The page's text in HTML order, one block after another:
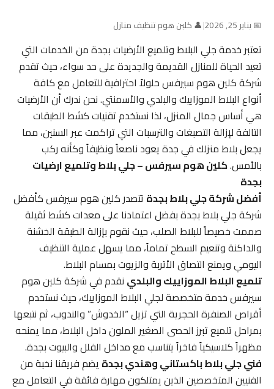
📅 يناير 25, 2026 |👤 كلين هوم تنظيف منازل
تعتبر خدمة جلي البلاط وتلميع الأرضيات بجدة من الخدمات التي
تعيد الحياة للمنازل القديمة والجديدة على حد سواء، حيث تقدم
شركة كلين هوم سيرفس حلولاً احترافية للتعامل مع كافة
أنواع البلاط الموزاييك والبلدي والأسمنتي. نحن ندرك أن الأرضيات
هي أساس جمال المنزل، لذا نستخدم تقنيات كشط الطبقات
التالفة لإزالة التصبغات والترسبات التي تراكمت عبر السنين، مما
يجعل بلاط منزلك في جدة يعود ناصعاً ونظيفاً وكأنه ركب
بالأمس.كلين هوم سيرفس – جلي بلاط وتلميع ارضيات
بجدة
أفضل شركة جلي بلاط بجدةتتصدر كلين هوم سيرفس كأفضل
شركة جلي بلاط بجدة بفضل اعتمادنا على معدات كشط ثقيلة
صممت خصيصاً للبلاط الصلب، حيث نقوم بإزالة الطبقة الخشنة
والداكنة وتنعيم السطح تماماً، مما يسهل عملية التنظيف
اليومي ويمنع التصاق الأتربة والزيوت بمسام البلاط.
تلميع البلاط الموزاييك والبلدينقدم في شركة كلين هوم
سيرفس خدمة متخصصة لجلي البلاط الموزاييك، حيث نستخدم
أقراص الصنفرة الحجرية التي تزيل “الخدوش” والندوب، ثم نتبعها
بمراحل تلميع تبرز الحصى الصغير الملون داخل البلاط، مما يمنحه
مظهراً كلاسيكياً فاخراً يتناسب مع مداخل الفلل والبيوت بجدة.
فني جلي بلاط باكستاني وهندي بجدةيضم فريقنا نخبة من
الفنيين المتخصصين الذين يمتلكون مهارة فائقة في التعامل مع